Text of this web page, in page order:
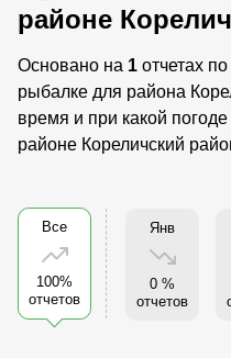
районе
Основано на 1 отчетах
рыбалке для района
время и при какой
районе Кореличский
Все
100%
отчетов
Янв
0 %
отчетов